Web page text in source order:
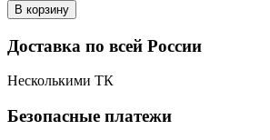
В корзину
Доставка по всей России
Несколькими ТК
Безопасные платежи